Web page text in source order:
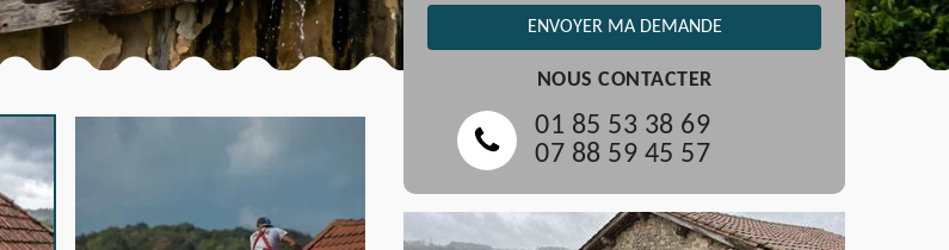
NOUS CONTACTER
01 85 53 38 69
07 88 59 45 57